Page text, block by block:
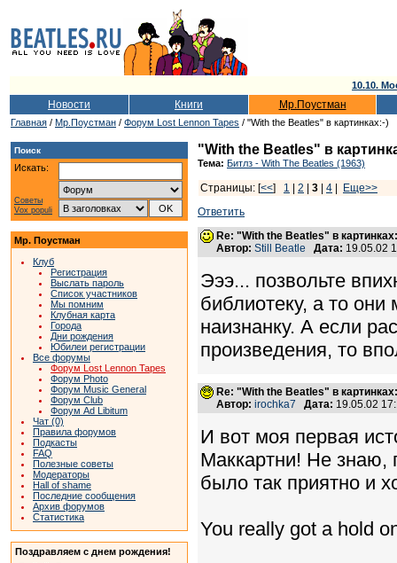
10.10.
Новости Книги Мр.Поустман
Главная / Мр.Поустман / Форум Lost Lennon Tapes / "With the Beatles" в картинках:-)
Поиск
Искать:
Советы
Vox populi
Мр. Поустман
Клуб
Регистрация
Выслать пароль
Список участников
Мы помним
Клубная карта
Города
Дни рождения
Юбилеи регистрации
Все форумы
Форум Lost Lennon Tapes
Форум Photo
Форум Music General
Форум Club
Форум Ad Libitum
Чат (0)
Правила форумов
Подкасты
FAQ
Полезные советы
Модераторы
Hall of shame
Последние сообщения
Архив форумов
Статистика
Поздравляем с днем рождения!
"With the Beatles" в
Тема: Битлз - With The Beatles (1963)
Страницы: [<<] 1 2 3 4
Еще>>
Ответить
Re: "With the Beatles" в
Автор: Still Beatle Дата: 19.05.02
Эээ... позвольте
библиотеку, а то они
наизнанку. А если
произведения, то
Re: "With the Beatles" в
Автор: irochka7 Дата: 19.05.02
И вот моя первая
Маккартни! Не знаю,
было так приятно и
You really got a hold